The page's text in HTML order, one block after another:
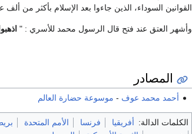
القوانين السوداء، الذين جاءوا بعد الإسلام بأكثر من ألف
وأشهر العتق عند فتح قال الرسول محمد للأسري : "
المصادر
أحمد محمد عوف - موسوعة حضارة العالم
الكلمات الدالة: أفريقيا فرنسا الأمم المتحدة